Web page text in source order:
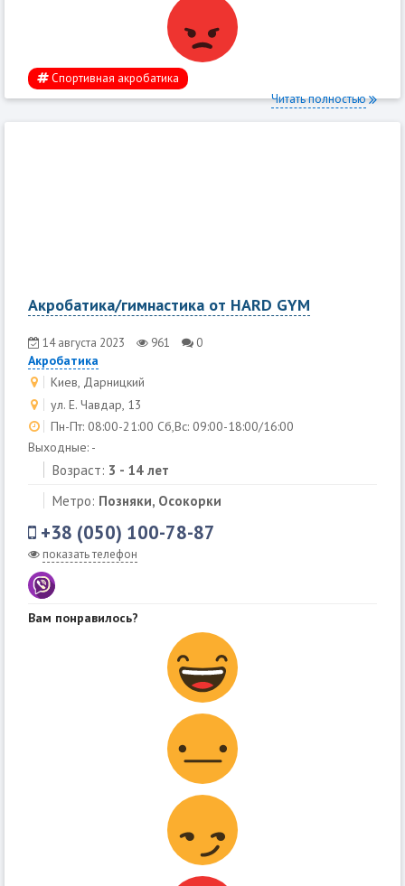
Спортивная акробатика
Читать полностью
Акробатика/гимнастика от HARD GYM
14 августа 2023 961 0
Акробатика
Киев, Дарницкий
ул. Е. Чавдар, 13
Пн-Пт: 08:00-21:00 Сб,Вс: 09:00-18:00/16:00
Выходные: -
Возраст: 3 - 14 лет
Метро: Позняки, Осокорки
+38 (050) 100-78-87
показать телефон
Вам понравилось?